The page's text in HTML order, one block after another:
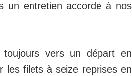
un entretien accordé à nos
toujours vers un départ en
les filets à seize reprises en